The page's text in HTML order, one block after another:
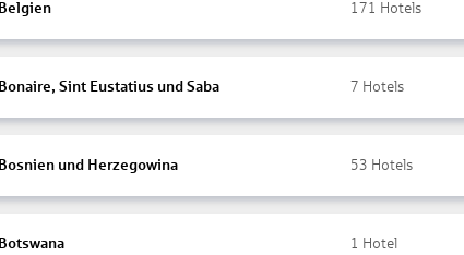
Belgien 171 Hotels
Bonaire, Sint Eustatius und Saba 7 Hotels
Bosnien und Herzegowina 53 Hotels
Botswana 1 Hotel